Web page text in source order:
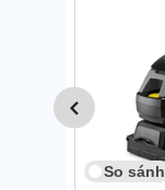
So sánh